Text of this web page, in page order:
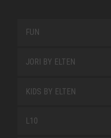
FUN
JORI BY ELTEN
KIDS BY ELTEN
L10